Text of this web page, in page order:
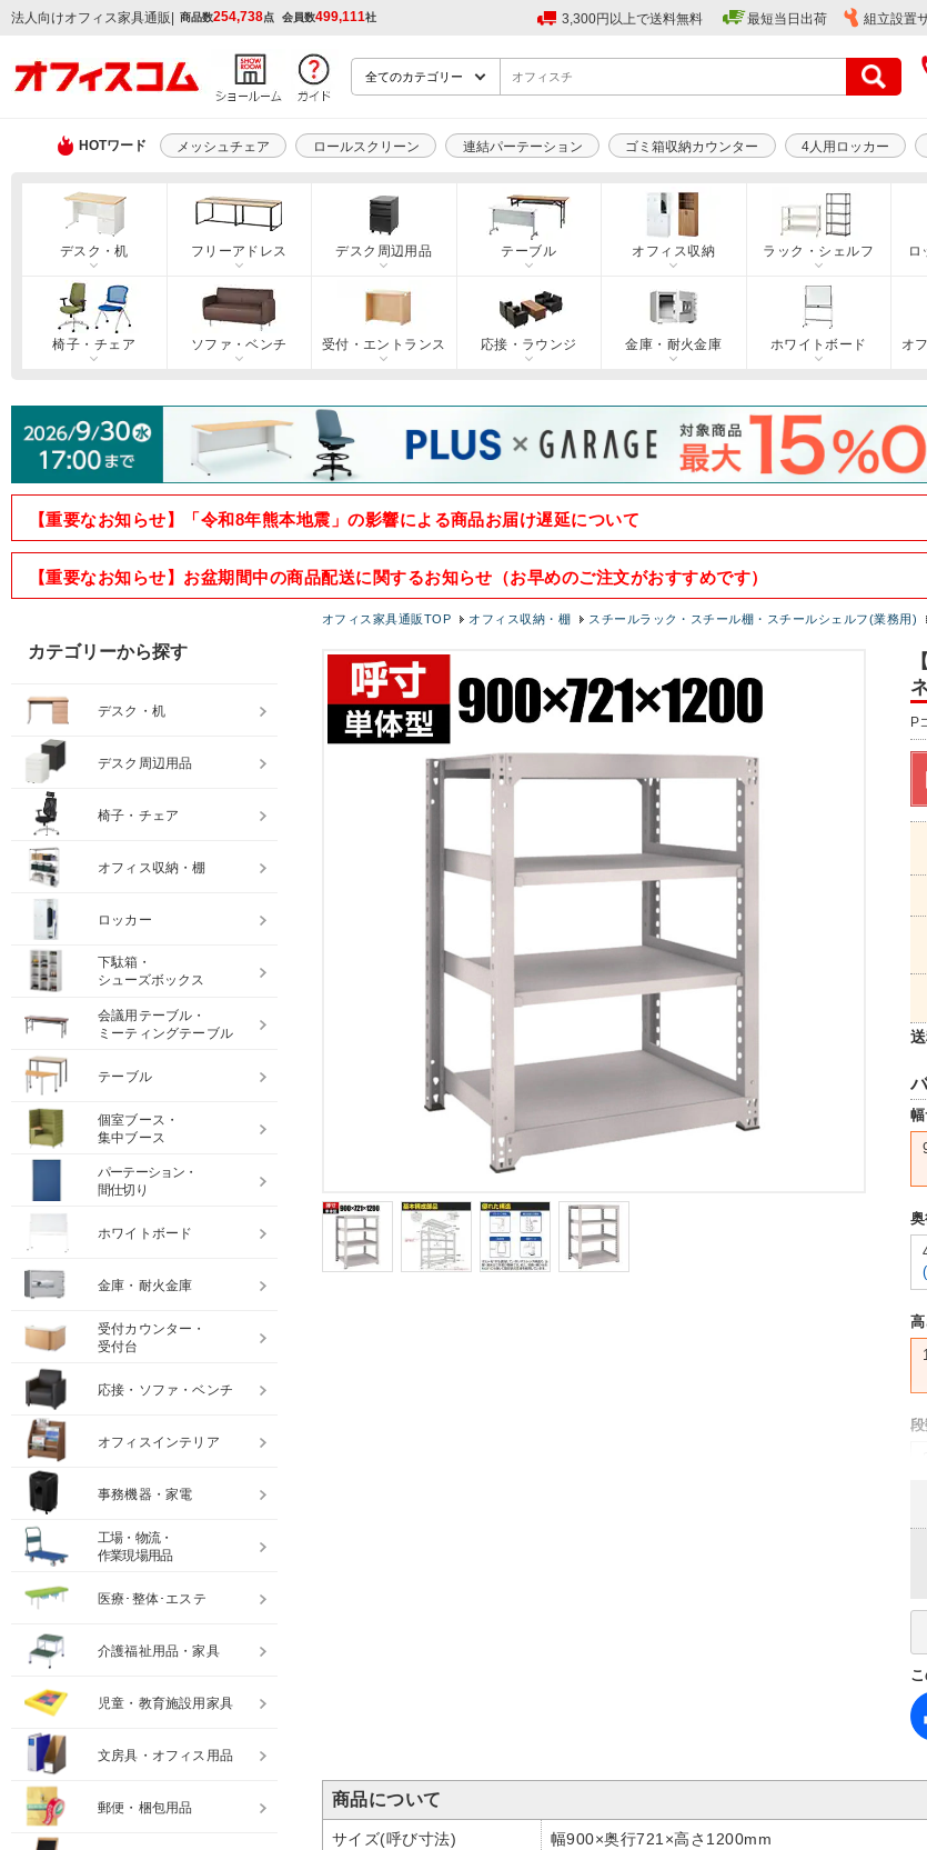
法人向けオフィス家具通販 | 商品数254,738点 会員数499,111社 3,300円以上で送料無料 最短当日出荷 組立設置
HOTワード メッシュチェア ロールスクリーン 連結パーテーション ゴミ箱収納カウンター 4人用ロッカー
デスク・机 フリーアドレス デスク周辺用品 テーブル オフィス収納 ラック・シェルフ ロ
椅子・チェア ソファ・ベンチ 受付・エントランス 応接・ラウンジ 金庫・耐火金庫 ホワイトボード オ
【重要なお知らせ】「令和8年熊本地震」の影響による商品お届け遅延について
【重要なお知らせ】お盆期間中の商品配送に関するお知らせ（お早めのご注文がおすすめです）
オフィス家具通販TOP オフィス収納・棚 スチールラック・スチール棚・スチールシェルフ(業務用)
P
商品について
サイズ(呼び寸法) 幅900×奥行721×高さ1200mm
カテゴリーから探す
デスク・机
デスク周辺用品
椅子・チェア
オフィス収納・棚
ロッカー
下駄箱・
シューズボックス
会議用テーブル・
ミーティングテーブル
テーブル
個室ブース・
集中ブース
パーテーション・
間仕切り
ホワイトボード
金庫・耐火金庫
受付カウンター・
受付台
応接・ソファ・ベンチ
オフィスインテリア
事務機器・家電
工場・物流・
作業現場用品
医療･整体･エステ
介護福祉用品・家具
児童・教育施設用家具
文房具・オフィス用品
郵便・梱包用品